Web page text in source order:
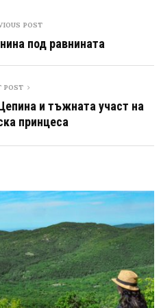
POST
под равнината
POST
и тъжната участ на
принцеса